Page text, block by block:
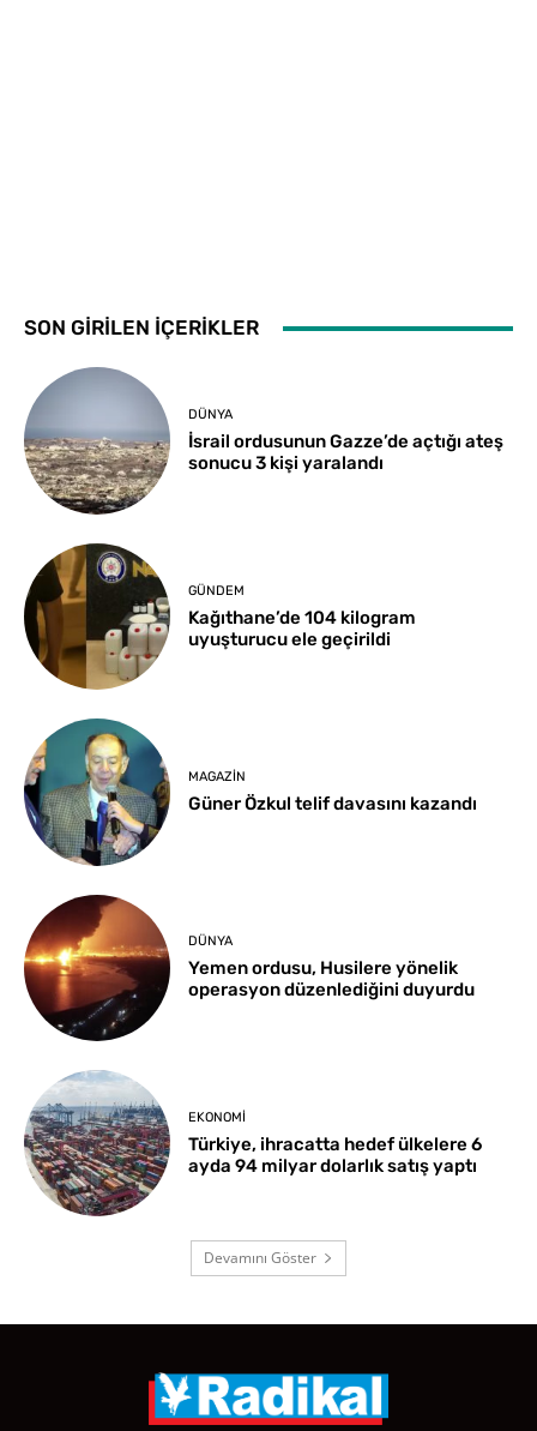
SON GİRİLEN İÇERİKLER
DÜNYA
İsrail ordusunun Gazze’de açtığı ateş
sonucu 3 kişi yaralandı
GÜNDEM
Kağıthane’de 104 kilogram
uyuşturucu ele geçirildi
MAGAZIN
Güner Özkul telif davasını kazandı
DÜNYA
Yemen ordusu, Husilere yönelik
operasyon düzenlediğini duyurdu
EKONOMI
Türkiye, ihracatta hedef ülkelere 6
ayda 94 milyar dolarlık satış yaptı
Devamını Göster